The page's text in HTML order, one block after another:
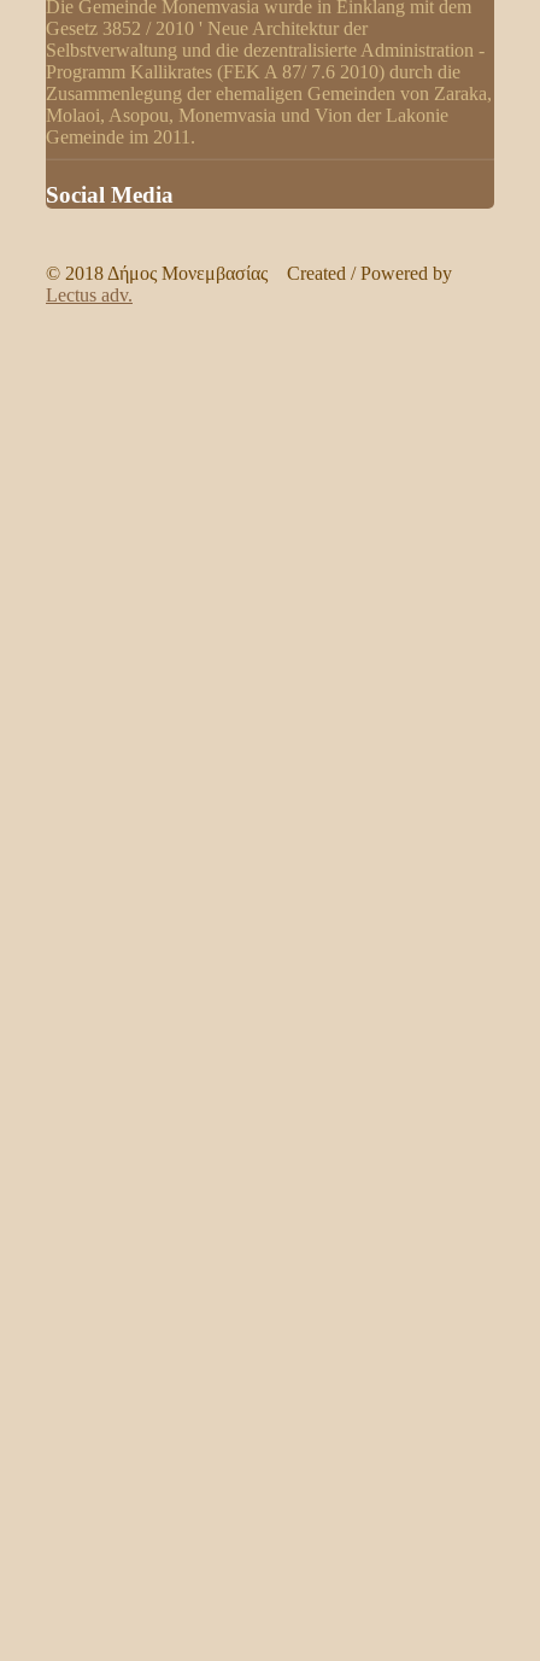
Die Gemeinde Monemvasia wurde in Einklang mit dem
Gesetz 3852 / 2010 ' Neue Architektur der
Selbstverwaltung und die dezentralisierte Administration -
Programm Kallikrates (FEK A 87/ 7.6 2010) durch die
Zusammenlegung der ehemaligen Gemeinden von Zaraka,
Molaoi, Asopou, Monemvasia und Vion der Lakonie
Gemeinde im 2011.
Social Media
© 2018 Δήμος Μονεμβασίας Created / Powered by
Lectus adv.